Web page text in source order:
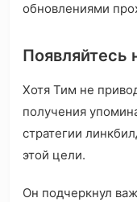
обновлениями
Появляйтесь
Хотя Тим не
получения
стратегии
этой цели.
Он подчеркнул